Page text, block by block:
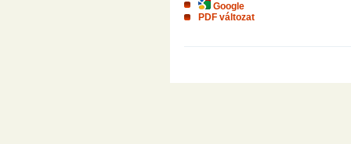
Google
PDF változat